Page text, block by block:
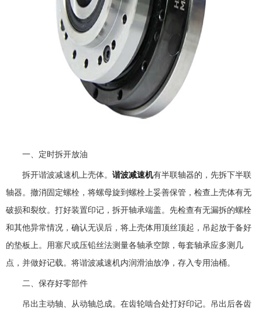
一、定时拆开放油
拆开谐波减速机上壳体。 谐波减速机有半联轴器的，先拆下半联
轴器。撤消固定螺栓，将螺母旋到螺栓上妥善保管，检查上壳体有无
破损和裂纹。打好装置印记，拆开轴承端盖。先检查有无漏拆的螺栓
和其他异常情况，确认无误后，将上壳体用顶丝顶起，吊起放于备好
的垫板上。用塞尺或压铅丝法测量各轴承空隙，每套轴承应多测几
点，并做好记载。将谐波减速机内润滑油放净，存入专用油桶。
二、保存好零部件
吊出主动轴、从动轴总成。在齿轮啮合处打好印记。吊出后各齿